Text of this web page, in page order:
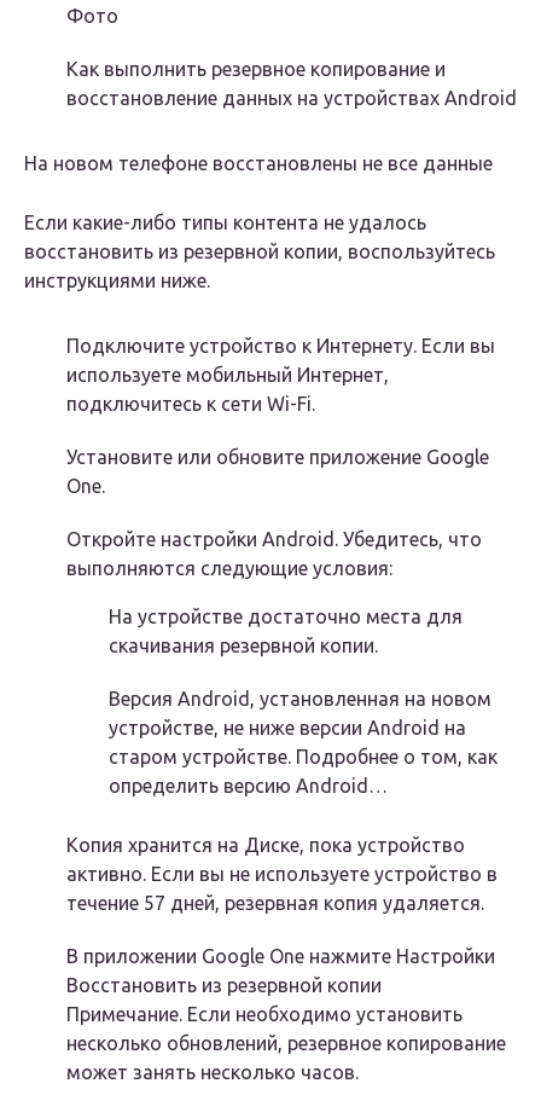
Фото
Как выполнить резервное копирование и
восстановление данных на устройствах Android
На новом телефоне восстановлены не все данные
Если какие-либо типы контента не удалось
восстановить из резервной копии, воспользуйтесь
инструкциями ниже.
Подключите устройство к Интернету. Если вы
используете мобильный Интернет,
подключитесь к сети Wi-Fi.
Установите или обновите приложение Google
One.
Откройте настройки Android. Убедитесь, что
выполняются следующие условия:
На устройстве достаточно места для
скачивания резервной копии.
Версия Android, установленная на новом
устройстве, не ниже версии Android на
старом устройстве. Подробнее о том, как
определить версию Android…
Копия хранится на Диске, пока устройство
активно. Если вы не используете устройство в
течение 57 дней, резервная копия удаляется.
В приложении Google One нажмите Настройки
Восстановить из резервной копии
Примечание. Если необходимо установить
несколько обновлений, резервное копирование
может занять несколько часов.